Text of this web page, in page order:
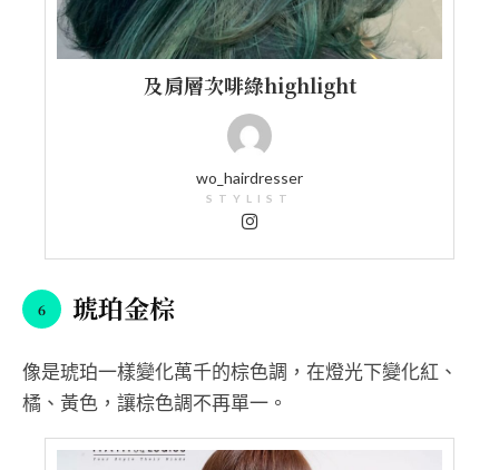
及肩層次啡綠highlight
wo_hairdresser
STYLIST
琥珀金棕
像是琥珀一樣變化萬千的棕色調，在燈光下變化紅、
橘、黃色，讓棕色調不再單一。